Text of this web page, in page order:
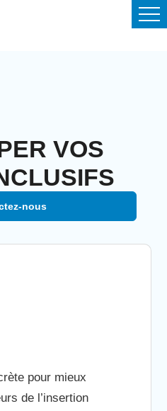
VOS
nous
pour mieux
de l’insertion